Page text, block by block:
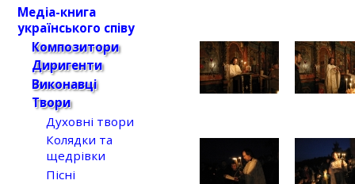
Медіа-книга
українського співу
Композитори
Диригенти
Виконавці
Твори
Духовні твори
Колядки та
щедрівки
Пісні